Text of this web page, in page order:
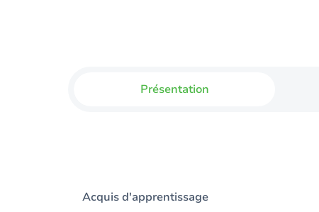
Présentation
Acquis d'apprentissage